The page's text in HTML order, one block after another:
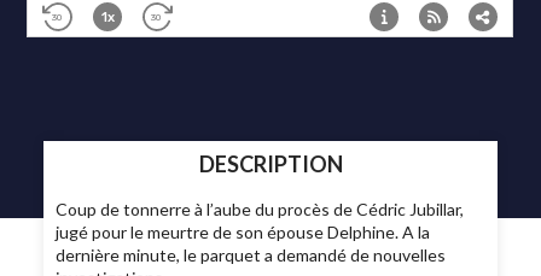
DESCRIPTION
Coup de tonnerre à l’aube du procès de Cédric Jubillar,
jugé pour le meurtre de son épouse Delphine. A la
dernière minute, le parquet a demandé de nouvelles